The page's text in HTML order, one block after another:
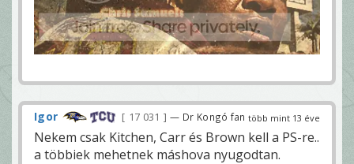
több mint 13 éve
Igor 17 031 — Dr Kongó fan
Nekem csak Kitchen, Carr és Brown kell a PS-re..
a többiek mehetnek máshova nyugodtan.